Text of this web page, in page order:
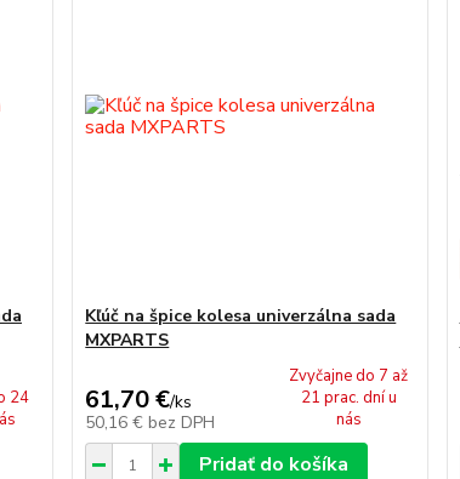
24
Kľúč na špice kolesa univerzálna sada
MXPARTS
61,70 €/ks
50,16 € bez DPH
Zvyčajne do 7 až
21 prac. dní u
nás
Pridať do košíka